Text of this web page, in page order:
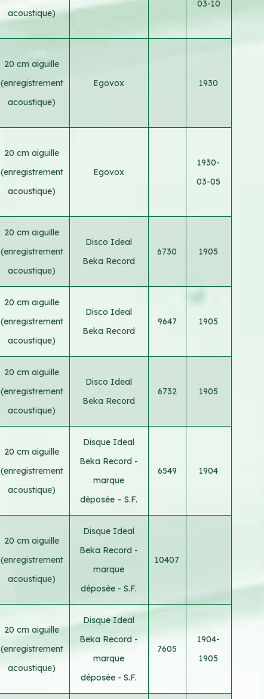
acoustique)
03-10
20 cm aiguille
(enregistrement
acoustique)
Egovox 1930
20 cm aiguille
(enregistrement
acoustique)
Egovox
1930-
03-05
20 cm aiguille
(enregistrement
acoustique)
Disco Ideal
Beka Record
6730 1905
20 cm aiguille
(enregistrement
acoustique)
Disco Ideal
Beka Record
9647 1905
20 cm aiguille
(enregistrement
acoustique)
Disco Ideal
Beka Record
6732 1905
20 cm aiguille
(enregistrement
acoustique)
Disque Ideal
Beka Record -
marque
déposée – S.F.
6549 1904
20 cm aiguille
(enregistrement
acoustique)
Disque Ideal
Beka Record -
marque
déposée - S.F.
10407
20 cm aiguille
(enregistrement
acoustique)
Disque Ideal
Beka Record -
marque
déposée - S.F.
7605
1904-
1905